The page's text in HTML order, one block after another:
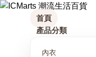
首頁
產品分類
內衣